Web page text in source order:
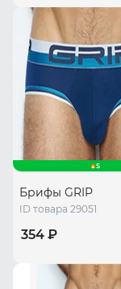
S
Брифы GRIP
ID товара 29051
354 ₽